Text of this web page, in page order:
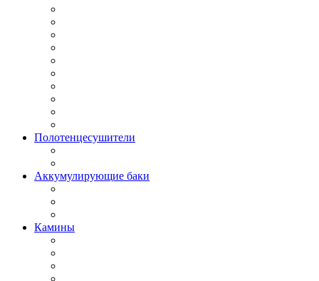
Полотенцесушители
Аккумулирующие баки
Камины